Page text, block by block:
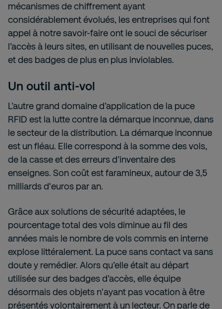
mécanismes de chiffrement ayant
considérablement évolués, les entreprises qui font
appel à notre savoir-faire ont le souci de sécuriser
l’accès à leurs sites, en utilisant de nouvelles puces,
et des badges de plus en plus inviolables.
Un outil anti-vol
L’autre grand domaine d’application de la puce
RFID est la lutte contre la démarque inconnue, dans
le secteur de la distribution. La démarque inconnue
est un fléau. Elle correspond à la somme des vols,
de la casse et des erreurs d’inventaire des
enseignes. Son coût est faramineux, autour de 3,5
milliards d'euros par an.
Grâce aux solutions de sécurité adaptées, le
pourcentage total des vols diminue au fil des
années mais le nombre de vols commis en interne
explose littéralement. La puce sans contact va sans
doute y remédier. Alors qu’elle était au départ
utilisée sur des badges d’accès, elle équipe
désormais des objets n'ayant pas vocation à être
présentés volontairement à un lecteur. On parle de